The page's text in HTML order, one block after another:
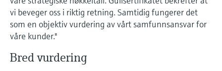
velg ditt relevante industriformål for å sikre
et pålitelig utvalg.
Informasjon om enheten
Få tilgang til spesifikke enhetsopplysninger
produkter og reservedeler) ved å skrive inn
serienummeret som finnes på enhetens
Handle alt
Fotometre til industrien
TS-måling med
vi beveger oss i riktig retning. Samtidig fungerer det
som en objektiv vurdering av vårt samfunnsansvar for
våre kunder."
Bred vurdering